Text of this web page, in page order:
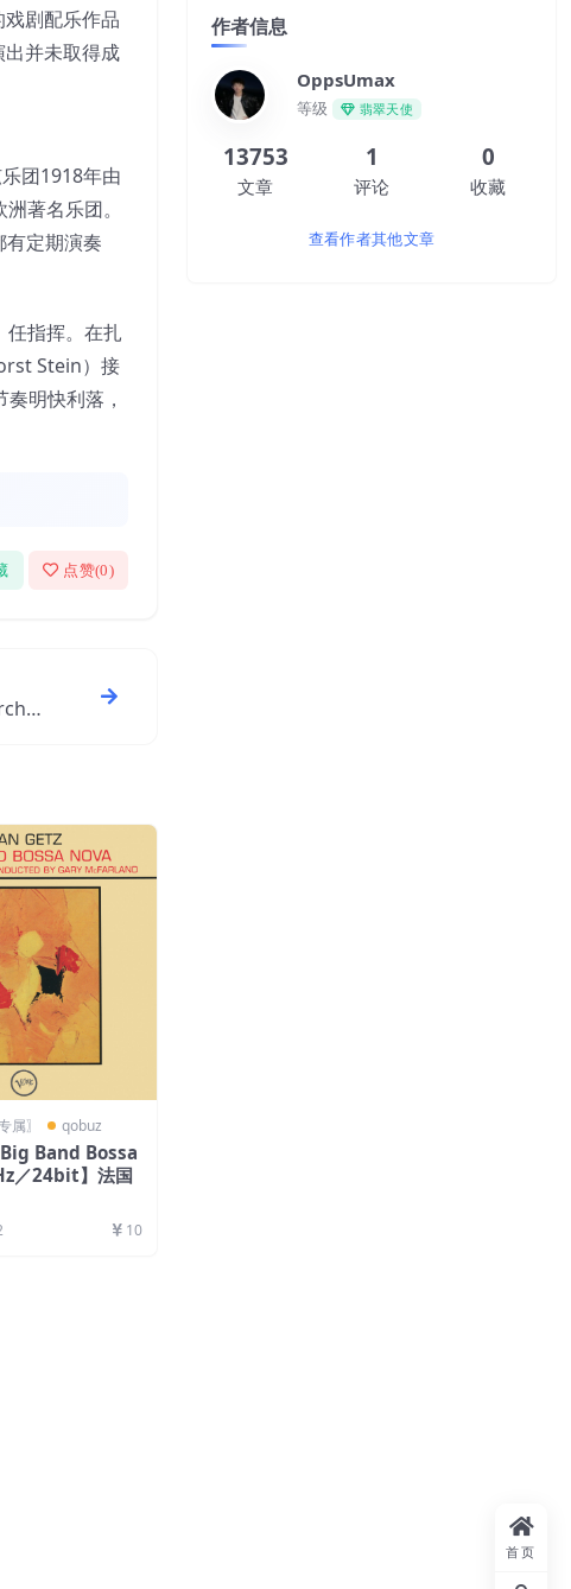
剧配乐作品
并未取得成
团1918年由
著名乐团。
定期演奏
指挥。在扎
Stein）接
明快利落，
点赞(0)
属〗 qobuz
Band Bossa
／24bit】法国
10
作者信息
OppsUmax
等级 翡翠天使
13753
文章
1
评论
0
收藏
查看作者其他文章
首页